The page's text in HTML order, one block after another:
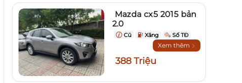
Mazda cx5 2015 bản
2.0
Cũ Xăng Số TĐ
Xem thêm
388 Triệu